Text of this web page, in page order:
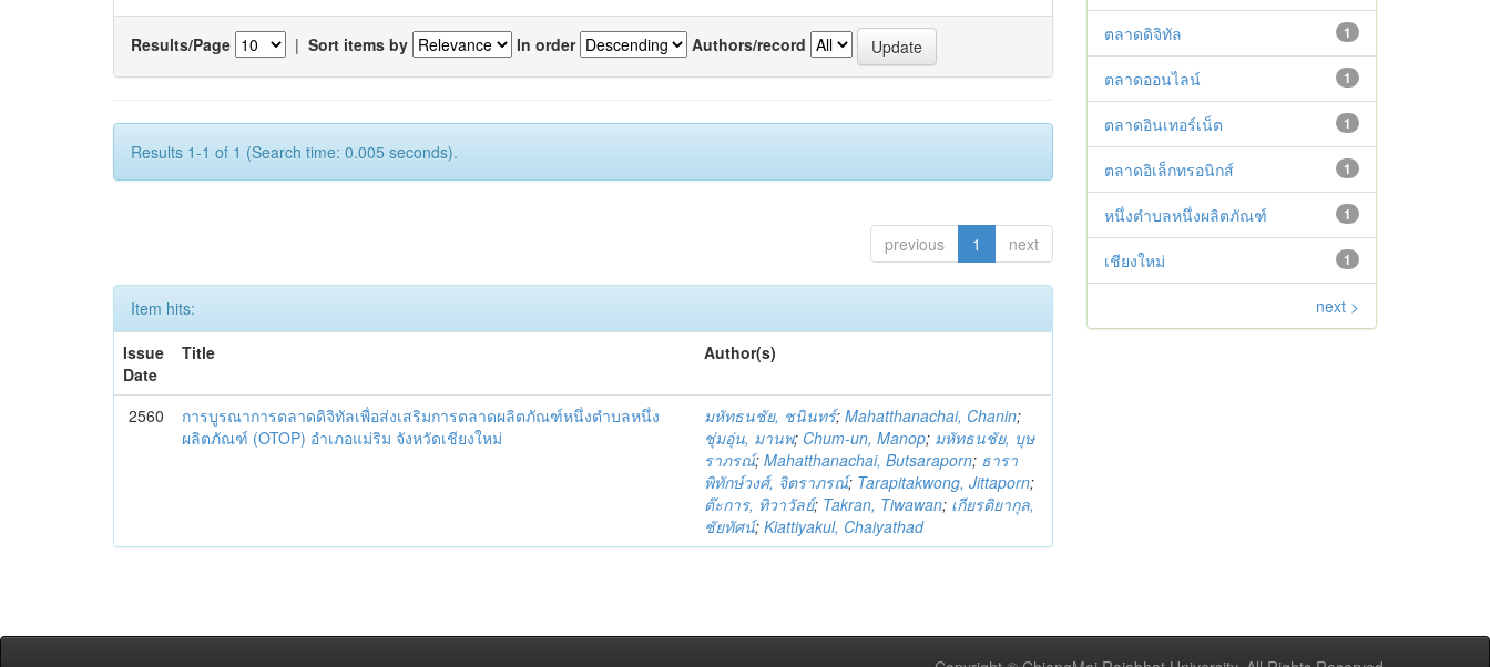
Results/Page | Sort items by In order Authors/record
Results 1-1 of 1 (Search time: 0.005 seconds).
previous 1 next
Item hits:
Issue
Date
Title Author(s)
2560
การบูรณาการตลาดดิจิทัลเพื่อส่งเสริมการตลาดผลิตภัณฑ์หนึ่งตำบลหนึ่ง
ผลิตภัณฑ์ (OTOP) อำเภอแม่ริม จังหวัดเชียงใหม่
มหัทธนชัย, ชนินทร์;Mahatthanachai, Chanin;
ชุ่มอุ่น, มานพ; Chum-un, Manop; มหัทธนชัย, บุษ
ราภรณ์;Mahatthanachai, Butsaraporn; ธารา
พิทักษ์วงศ์, จิตราภรณ์; Tarapitakwong, Jittaporn;
ต๊ะการ, ทิวาวัลย์; Takran, Tiwawan; เกียรติยากุล,
ชัยทัศน์;Kiattiyakul, Chaiyathad
1
ตลาดดิจิทัล
1
ตลาดออนไลน์
1
ตลาดอินเทอร์เน็ต
1
ตลาดอิเล็กทรอนิกส์
1
หนึ่งตำบลหนึ่งผลิตภัณฑ์
1
เชียงใหม่
next >